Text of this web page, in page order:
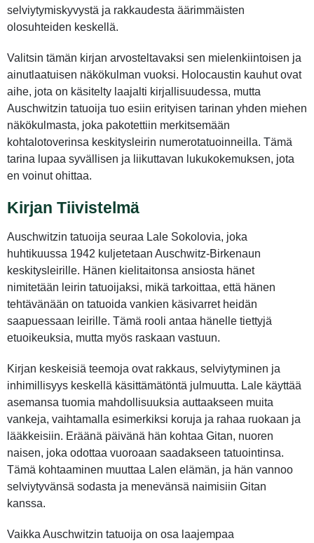
selviytymiskyvystä ja rakkaudesta äärimmäisten
olosuhteiden keskellä.
Valitsin tämän kirjan arvosteltavaksi sen mielenkiintoisen ja
ainutlaatuisen näkökulman vuoksi. Holocaustin kauhut ovat
aihe, jota on käsitelty laajalti kirjallisuudessa, mutta
Auschwitzin tatuoija tuo esiin erityisen tarinan yhden miehen
näkökulmasta, joka pakotettiin merkitsemään
kohtalotoverinsa keskitysleirin numerotatuoinneilla. Tämä
tarina lupaa syvällisen ja liikuttavan lukukokemuksen, jota
en voinut ohittaa.
Kirjan Tiivistelmä
Auschwitzin tatuoija seuraa Lale Sokolovia, joka
huhtikuussa 1942 kuljetetaan Auschwitz-Birkenaun
keskitysleirille. Hänen kielitaitonsa ansiosta hänet
nimitetään leirin tatuoijaksi, mikä tarkoittaa, että hänen
tehtävänään on tatuoida vankien käsivarret heidän
saapuessaan leirille. Tämä rooli antaa hänelle tiettyjä
etuoikeuksia, mutta myös raskaan vastuun.
Kirjan keskeisiä teemoja ovat rakkaus, selviytyminen ja
inhimillisyys keskellä käsittämätöntä julmuutta. Lale käyttää
asemansa tuomia mahdollisuuksia auttaakseen muita
vankeja, vaihtamalla esimerkiksi koruja ja rahaa ruokaan ja
lääkkeisiin. Eräänä päivänä hän kohtaa Gitan, nuoren
naisen, joka odottaa vuoroaan saadakseen tatuointinsa.
Tämä kohtaaminen muuttaa Lalen elämän, ja hän vannoo
selviytyvänsä sodasta ja menevänsä naimisiin Gitan
kanssa.
Vaikka Auschwitzin tatuoija on osa laajempaa